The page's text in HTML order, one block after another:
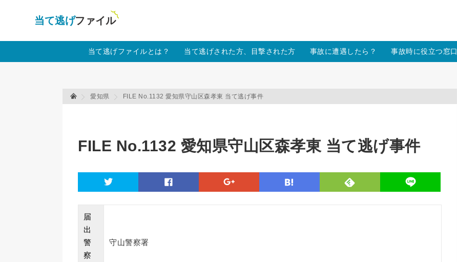
: Undefined array key "amp" in
当て逃げファイルとは？ 当て逃げされた方、目撃された方 事故に遭遇したら？ 事故時に役立つ窓口
当て逃げファイル 当て逃げファイル
愛知県 FILE No.1132 愛知県守山区森孝東 当て逃げ事件
FILE No.1132 愛知県守山区森孝東 当て逃げ事件
twitter line
届
出
警
察
守山警察署